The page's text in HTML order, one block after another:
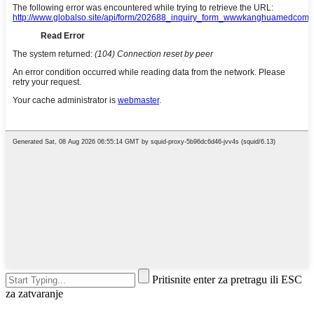
Pritisnite enter za pretragu ili ESC
za zatvaranje